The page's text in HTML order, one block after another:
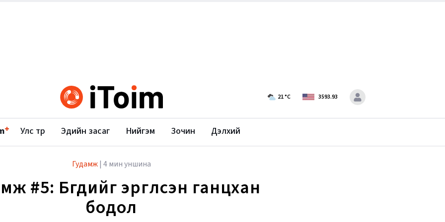
21°C 3593.93
+ Улс төр Эдийн засаг Нийгэм Зочин Дэлхий
Гудамж | 4 мин уншина
#5: Бүгдийг эргүүлсэн ганцхан
бодол